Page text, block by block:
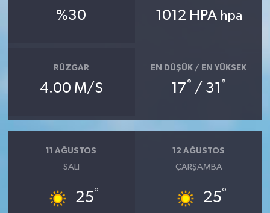
%30 1012 HPA hpa
RÜZGAR
4.00 M/S
EN DÜŞÜK / EN YÜKSEK
17° / 31 °
11 AĞUSTOS
SALI
25°
12 AĞUSTOS
ÇARŞAMBA
25°
Pazarlar
Şaphane
Simav